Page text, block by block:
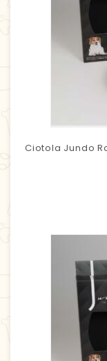
Ciotola Jundo